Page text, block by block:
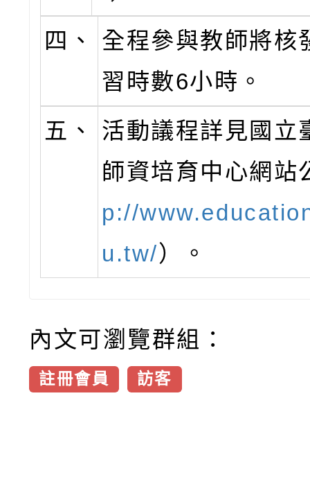
四、
全程參與教師將核
習時數6小時。
五、
活動議程詳見國立
師資培育中心網站
p://
u.tw/）。
內文可瀏覽群組：
註冊會員 訪客